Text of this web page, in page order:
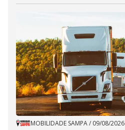
MOBILIDADE SAMPA/ 09/08/2026